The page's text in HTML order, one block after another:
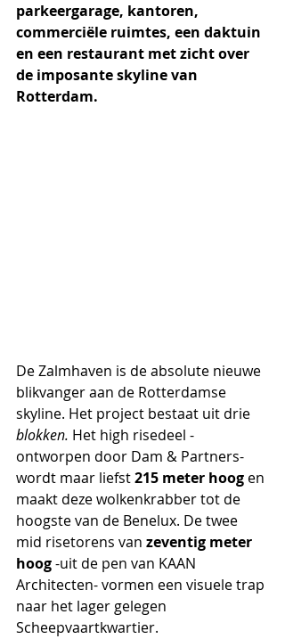
parkeergarage, kantoren,
commerciële ruimtes, een daktuin
en een restaurant met zicht over
de imposante skyline van
Rotterdam.
De Zalmhaven is de absolute nieuwe
blikvanger aan de Rotterdamse
skyline. Het project bestaat uit drie
blokken. Het high risedeel -
ontworpen door Dam & Partners-
wordt maar liefst 215 meter hoog en
maakt deze wolkenkrabber tot de
hoogste van de Benelux. De twee
mid risetorens van zeventig meter
hoog -uit de pen van KAAN
Architecten- vormen een visuele trap
naar het lager gelegen
Scheepvaartkwartier.